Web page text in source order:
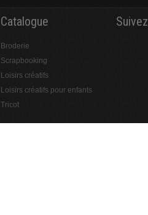
Catalogue
Broderie
Scrapbooking
Loisirs créatifs
Loisirs créatifs pour enfants
Tricot